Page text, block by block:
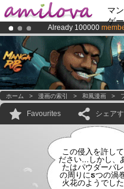
マ
ゲ
Already 100000
Premium membership
AmilovaKickstarter is
ホーム > 漫画の索引 > 和風漫画 >
Favourites シェア
この侵入を許して
ださい...しかし、
たはパウダーバ
の周りに5つの渦
火花のようでした